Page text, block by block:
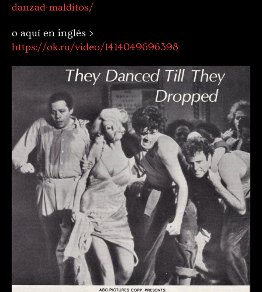
danzad-malditos/
o aquí en inglés >
https://ok.ru/video/1414049696398